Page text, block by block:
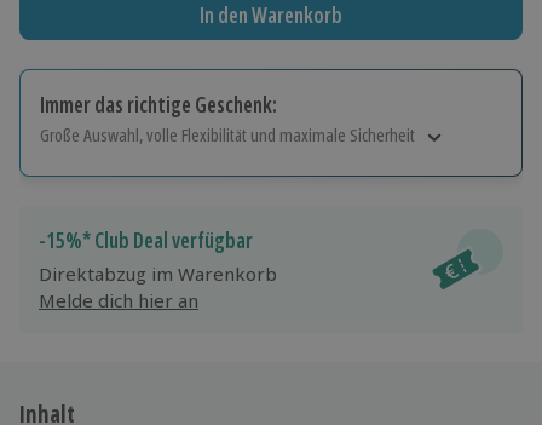
In den Warenkorb
Immer das richtige Geschenk:
Große Auswahl, volle Flexibilität und maximale Sicherheit
Jeder Gutschein für alle Erlebnisse einlösbar.
Maximale Sicherheit
10 Jahre gültig & verlängerbar.
-15%* Club Deal verfügbar
Direktabzug im Warenkorb
Melde dich hier an
Inhalt